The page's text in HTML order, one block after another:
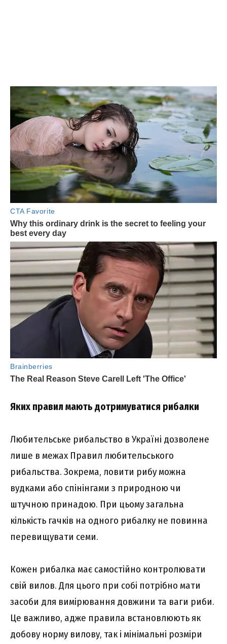
Яких правил мають дотримуватися рибалки
Любительське рибальство в Україні дозволене
лише в межах Правил любительського
рибальства. Зокрема, ловити рибу можна
вудками або спінінгами з природною чи
штучною принадою. При цьому загальна
кількість гачків на одного рибалку не повинна
перевищувати семи.
Кожен рибалка має самостійно контролювати
свій вилов. Для цього при собі потрібно мати
засоби для вимірювання довжини та ваги риби.
Це важливо, адже правила встановлюють як
добову норму вилову, так і мінімальні розміри